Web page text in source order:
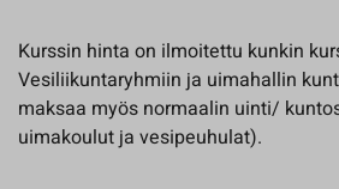
Kurssin hinta on ilmoitettu kunkin
Vesiliikuntaryhmiin ja uimahallin
maksaa myös normaalin uinti/
uimakoulut ja vesipeuhulat).